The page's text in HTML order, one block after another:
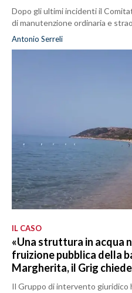
Dopo gli ultimi incidenti il
di manutenzione ordinaria e
Antonio Serreli
IL CASO
«Una struttura in acqua
fruizione pubblica della
Margherita, il Grig
Il Gruppo di intervento giuridico